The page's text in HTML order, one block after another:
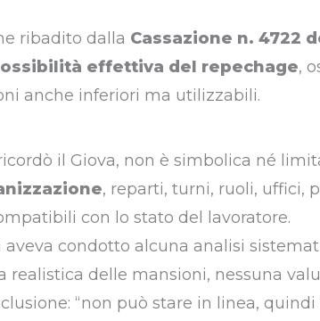
ribadito dalla Cassazione n. 4722
effettiva del repechage,
anche inferiori ma utilizzabili.
il Giova, non è simbolica né
, reparti, turni, ruoli, uffici,
con lo stato del lavoratore.
condotto alcuna analisi
realistica delle mansioni, nessuna
“non può stare in linea,